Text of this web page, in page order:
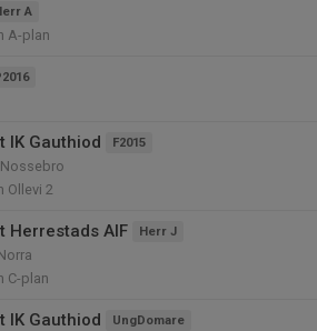
A
A-plan
IK Gauthiod F2015
Ollevi 2
Herrestads AIF Herr J
C-plan
IK Gauthiod UngDomare